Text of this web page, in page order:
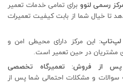
رسمی لنوو برای تمامی خدمات تعمیر
تا خیال شما از بابت کیفیت تعمیرات
این مرکز دارای محیطی امن و
مشتریان در حین تعمیر است.
از فروش: تعمیرگاه تخصصی
سوالات و مشکلات احتمالی شما پس از